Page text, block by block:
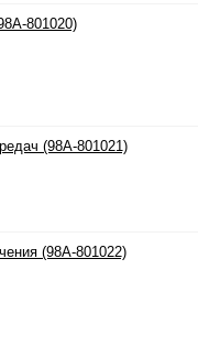
801020)
(98A-801021)
(98A-801022)